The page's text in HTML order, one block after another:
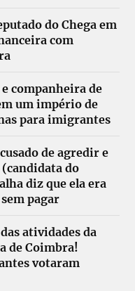
do Chega em
com
companheira de
um império de
para imigrantes
de agredir e
do
diz que ela era
pagar
atividades da
de Coimbra!
votaram